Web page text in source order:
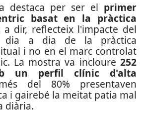
destaca per ser el primer
basat en la pràctica
a dir, reflecteix l'impacte del
dia a dia de la pràctica
i no en el marc controlat
La mostra va incloure 252
un perfil clínic d'alta
del 80% presentaven
i gairebé la meitat patia mal
diària.